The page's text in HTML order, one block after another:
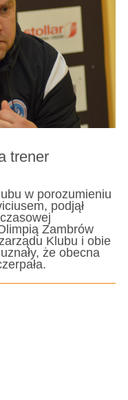
trener
w porozumieniu
podjął
Zambrów
Klubu i obie
że obecna